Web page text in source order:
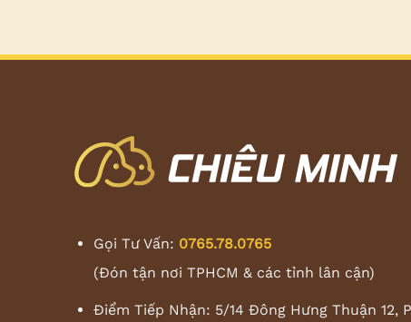
Gọi Tư Vấn: 0765.78.0765
(Đón tận nơi TPHCM & các tỉnh lân cận)
Điểm Tiếp Nhận: 5/14 Đông Hưng Thuận 12,